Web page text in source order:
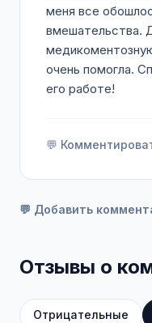
меня все
вмешательства.
очень помогла.
его работе!
💬
💬 Добавить
Отзывы о
Отрицательные